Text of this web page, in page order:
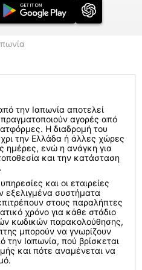
την Ιαπωνία αποτελεί
αγορές από
Η διαδρομή του
την Ελλάδα ή άλλες χώρες
ημέρες, ενώ η ανάγκη για
και την κατάσταση
και οι εταιρείες
συστήματα
στους παραλήπτες
χρόνο για κάθε στάδιο
κωδικών παρακολούθησης,
μπορούν να γνωρίζουν
Ιαπωνία, πού βρίσκεται
και πότε αναμένεται να